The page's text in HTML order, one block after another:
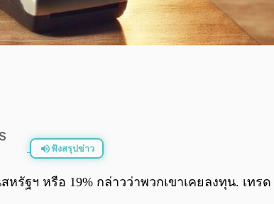
ฟังสรุปข่าว
รัฐฯ หรือ 19% กล่าวว่าพวกเขาเคยลงทุน. เทร